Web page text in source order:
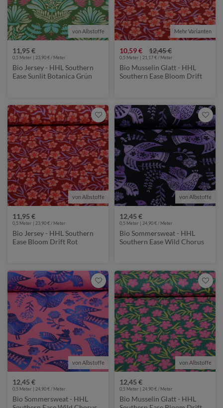
von Albstoffe
11,95 €
0,5 Meter | 23,90 € / Meter
Bio Jersey - HHL Southern
Ease Sunlit Botanica Grün
von Albstoffe
Mehr Varianten
10,59 € 12,45 €
0,5 Meter | 21,17 € / Meter
Bio Musselin Glatt - HHL
Southern Ease Bloom Drift
von Albstoffe
11,95 €
0,5 Meter | 23,90 € / Meter
Bio Jersey - HHL Southern
Ease Bloom Drift Rot
von Albstoffe
12,45 €
0,5 Meter | 24,90 € / Meter
Bio Sommersweat - HHL
Southern Ease Wild Chorus
von Albstoffe
12,45 €
0,5 Meter | 24,90 € / Meter
Bio Sommersweat - HHL
von Albstoffe
12,45 €
0,5 Meter | 24,90 € / Meter
Bio Musselin Glatt - HHL